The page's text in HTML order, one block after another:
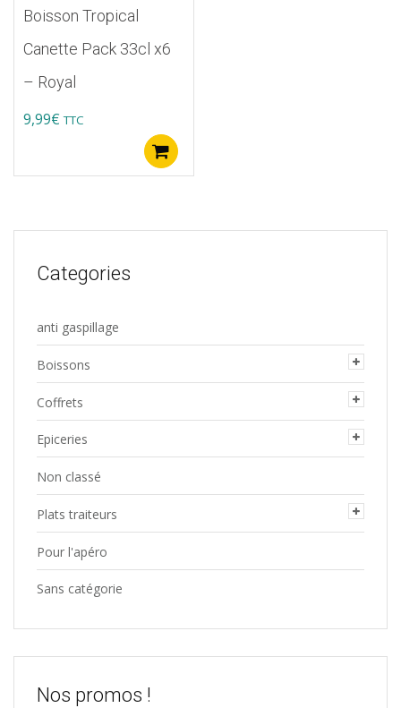
Boisson Tropical
Canette Pack 33cl x6
– Royal
9,99€ TTC
Categories
anti gaspillage
Boissons
Coffrets
Epiceries
Non classé
Plats traiteurs
Pour l'apéro
Sans catégorie
Nos promos !